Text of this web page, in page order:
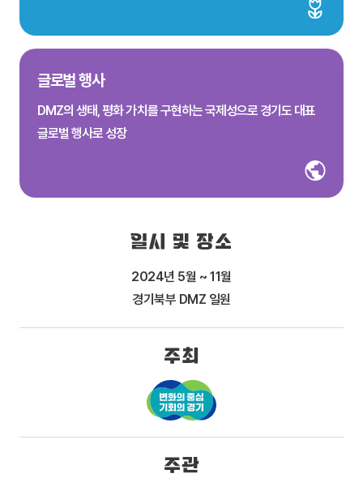
글로벌 행사
DMZ의 생태, 평화 가치를 구현하는 국제성으로 경기도 대표
글로벌 행사로 성장
일시 및 장소
2024년 5월 ~ 11월
경기북부 DMZ 일원
주최
주관